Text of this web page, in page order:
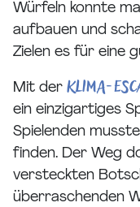
Würfeln konnte
aufbauen und
Zielen es für eine
Mit der Klima-
ein einzigartiges
Spielenden
finden. Der Weg
versteckten
überraschenden